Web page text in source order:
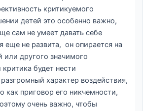
критикуемого
детей это особенно важно,
сам не умеет давать себе
еще не развита, он опирается на
или другого значимого
будет нести
характер воздействия,
как приговор его никчемности,
очень важно, чтобы